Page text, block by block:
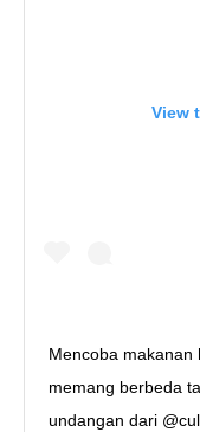
View
Mencoba makanan
memang berbeda
undangan dari